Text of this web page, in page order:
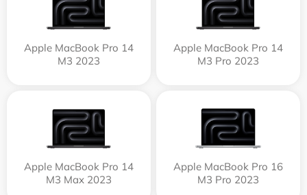
Apple MacBook Pro 14
M3 2023
Apple MacBook Pro 14
M3 Pro 2023
Apple MacBook Pro 14
M3 Max 2023
Apple MacBook Pro 16
M3 Pro 2023